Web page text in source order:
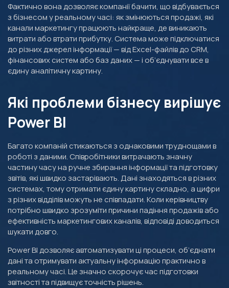
Фактично вона дозволяє компанії бачити, що відбувається
з бізнесом у реальному часі: як змінюються продажі, які
канали маркетингу працюють найкраще, де виникають
витрати або втрати прибутку. Система може підключатися
до різних джерел інформації — від Excel-файлів до CRM,
фінансових систем або баз даних — і об’єднувати все в
єдину аналітичну картину.
Які проблеми бізнесу вирішує
Power BI
Багато компаній стикаються з однаковими труднощами в
роботі з даними. Співробітники витрачають значну
частину часу на ручне збирання інформації та підготовку
звітів, які швидко застарівають. Дані знаходяться в різних
системах, тому отримати єдину картину складно, а цифри
з різних відділів можуть не співпадати. Коли керівництву
потрібно швидко зрозуміти причини падіння продажів або
ефективність маркетингових каналів, відповіді доводиться
шукати довго.
Power BI дозволяє автоматизувати ці процеси, об’єднати
дані та отримувати актуальну інформацію практично в
реальному часі. Це значно скорочує час підготовки
звітності та підвищує точність рішень.